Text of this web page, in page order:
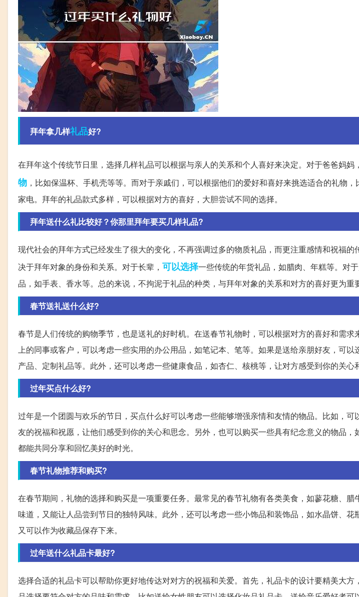
拜年拿几样礼品好?
在拜年这个传统节日里，选择几样礼品可以根据与亲人的关系和个人喜好来决定。对于爸爸妈妈
物 ，比如保温杯、手机壳等等。而对于亲戚们，可以根据他们的爱好和喜好来挑选适合的礼物
家电。拜年的礼品款式多样，可以根据对方的喜好，大胆尝试不同的选择。
拜年送什么礼比较好？你那里拜年要买几样礼品?
现代社会的拜年方式已经发生了很大的变化，不再强调过多的物质礼品，而更注重感情和祝福的
决于拜年对象的身份和关系。对于长辈， 可以选择一些传统的年货礼品，如腊肉、年糕等。对
品，如手表、香水等。总的来说，不拘泥于礼品的种类，与拜年对象的关系和对方的喜好更为重
春节送礼送什么好?
春节是人们传统的购物季节，也是送礼的好时机。在送春节礼物时，可以根据对方的喜好和需
上的同事或客户，可以考虑一些实用的办公用品，如笔记本、笔等。如果是送给亲朋好友，可
产品、定制礼品等。此外，还可以考虑一些健康食品，如杏仁、核桃等，让对方感受到你的关心
过年买点什么好?
过年是一个团圆与欢乐的节日，买点什么好可以考虑一些能够增强亲情和友情的物品。比如，
友的祝福和祝愿，让他们感受到你的关心和思念。另外，也可以购买一些具有纪念意义的物品
都能共同分享和回忆美好的时光。
春节礼物推荐和购买?
在春节期间，礼物的选择和购买是一项重要任务。最常见的春节礼物有各类美食，如蓼花糖、
味道，又能让人品尝到节日的独特风味。此外，还可以考虑一些小饰品和装饰品，如水晶饼、花
又可以作为收藏品保存下来。
过年送什么礼品卡最好?
选择合适的礼品卡可以帮助你更好地传达对对方的祝福和关爱。首先，礼品卡的设计要精美大